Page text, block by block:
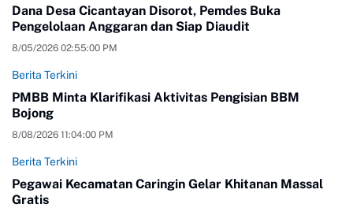
Dana Desa Cicantayan Disorot, Pemdes Buka
Pengelolaan Anggaran dan Siap Diaudit
8/05/2026 02:55:00 PM
Berita Terkini
PMBB Minta Klarifikasi Aktivitas Pengisian BBM
Bojong
8/08/2026 11:04:00 PM
Berita Terkini
Pegawai Kecamatan Caringin Gelar Khitanan Massal
Gratis